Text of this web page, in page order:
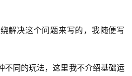
解决这个问题来写的，我随便写
不同的玩法，这里我不介绍基础运